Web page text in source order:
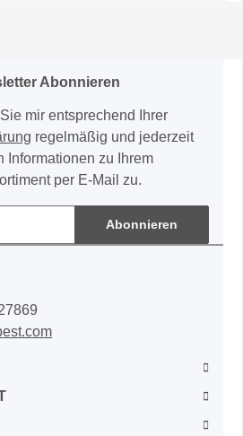
Abonnieren
mir entsprechend Ihrer
regelmäßig und jederzeit
Informationen zu Ihrem
per E-Mail zu.
Abonnieren